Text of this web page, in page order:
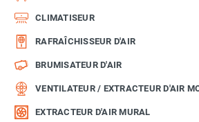
CLIMATISEUR
RAFRAÎCHISSEUR D'AIR
BRUMISATEUR D'AIR
VENTILATEUR / EXTRACTEUR D'AIR
EXTRACTEUR D'AIR MURAL